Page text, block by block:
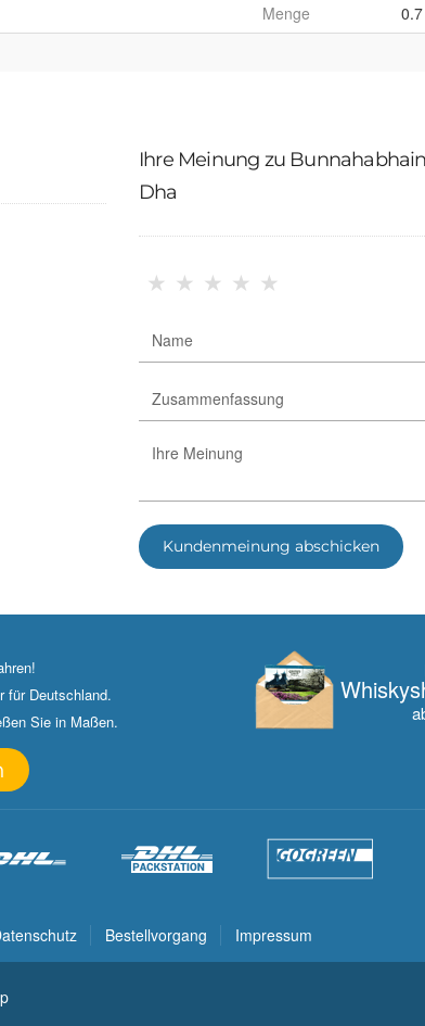
Menge
0.7
Ihre Meinung zu
Dha
★ ★ ★ ★ ★
Kundenmeinung abschicken
für Deutschland.
Sie in Maßen.
Bestellvorgang Impressum